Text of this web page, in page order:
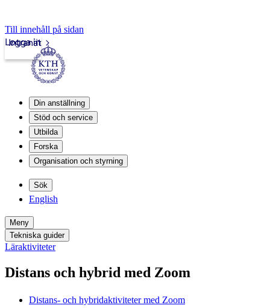
Till innehåll på sidan
Intranät
Logga in
Din anställning
Stöd och service
Utbilda
Forska
Organisation och styrning
Sök
English
Meny
Tekniska guider
Läraktiviteter
Distans och hybrid med Zoom
Distans- och hybridaktiviteter med Zoom